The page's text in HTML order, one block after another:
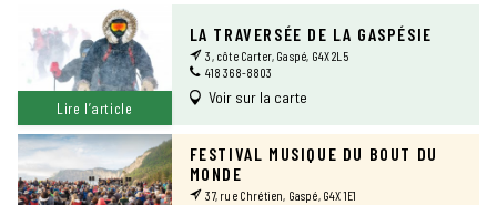
Lire l’article
LA TRAVERSÉE DE LA GASPÉSIE
3, côte Carter, Gaspé, G4X 2L5
418 368-8803
Voir sur la carte
FESTIVAL MUSIQUE DU BOUT DU
MONDE
37, rue Chrétien, Gaspé, G4X 1E1